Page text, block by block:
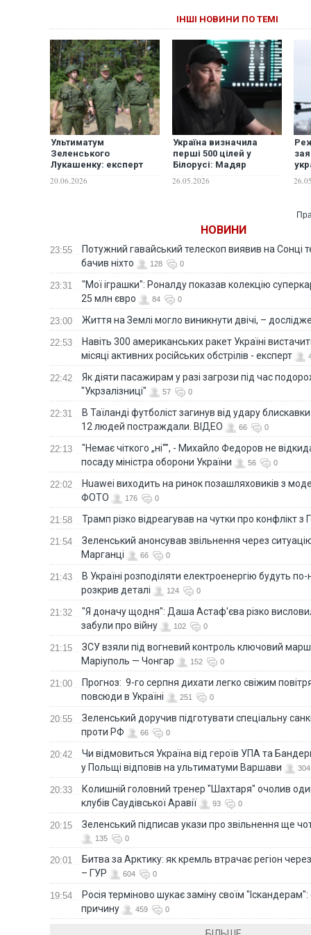
ІНШІ НОВИНИ ПО ТЕМІ
Ультиматум
Зеленського
Лукашенку: експерт
опинився Мінськ
20.06.2026
Україна визначила
перші 500 цілей у
Білорусі: Мадяр
попередження
26.05.2026
НОВИНИ
23:55
Потужний гавайський телескоп виявив на Сонці
бачив ніхто
128 0
23:31
"Мої іграшки": Роналду показав колекцію
25 млн євро
84 0
23:00 Життя на Землі могло виникнути двічі, –
22:53
Навіть 300 американських ракет Україні
місяці активних російських обстрілів - експерт
22:42
Як діяти пасажирам у разі загрози під час
"Укрзалізниці"
57 0
22:31
В Таїланді футболіст загинув від удару
12 людей постраждали. ВІДЕО
66 0
22:13
"Немає чіткого „ні“", - Михайло Федоров не
посаду міністра оборони України
56 0
22:02
Huawei виходить на ринок позашляховиків з
ФОТО
176 0
21:58 Трамп різко відреагував на чутки про конфлікт з
21:54
Зеленський анонсував звільнення через
Марганці
66 0
21:43
В Україні розподіляти електроенергію будуть
розкрив деталі
124 0
21:32
"Я доначу щодня": Даша Астаф'єва різко
забули про війну
102 0
21:15
ЗСУ взяли під вогневий контроль ключовий
Маріуполь — Чонгар
152 0
21:00
Прогноз: 9-го серпня дихати легко свіжим
повсюди в Україні
251 0
20:55
Зеленський доручив підготувати спеціальну
проти РФ
66 0
20:42
Чи відмовиться Україна від героїв УПА та
у Польщі відповів на ультиматуми Варшави
304
20:33
Колишній головний тренер "Шахтаря" очолив
клубів Саудівської Аравії
93 0
20:15 Зеленський підписав укази про звільнення ще
135 0
20:01
Битва за Арктику: як кремль втрачає регіон через
– ГУР
604 0
19:54
Росія терміново шукає заміну своїм
причину
459 0